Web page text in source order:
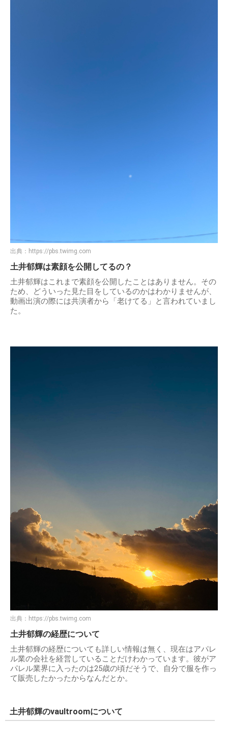
出典： https://pbs.twimg.com
土井郁輝は素顔を公開してるの？
土井郁輝はこれまで素顔を公開したことはありません。その
ため、どういった見た目をしているのかはわかりませんが、
動画出演の際には共演者から「老けてる」と言われていまし
た。
出典： https://pbs.twimg.com
土井郁輝の経歴について
土井郁輝の経歴についても詳しい情報は無く、現在はアパレ
ル業の会社を経営していることだけわかっています。彼がア
パレル業界に入ったのは25歳の頃だそうで、自分で服を作っ
て販売したかったからなんだとか。
土井郁輝のvaultroomについて